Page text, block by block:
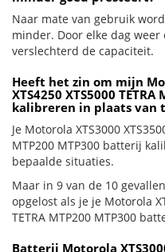
Naar mate van gebruik
minder. Door elke dag
verslechterd de capaciteit.
Heeft het zin om mijn
XTS4250 XTS5000
kalibreren in plaats van
Je Motorola XTS3000
MTP200 MTP300 batterij
bepaalde situaties.
Maar in 9 van de 10
opgelost als je je Motorola
TETRA MTP200 MTP300
Batterij Motorola